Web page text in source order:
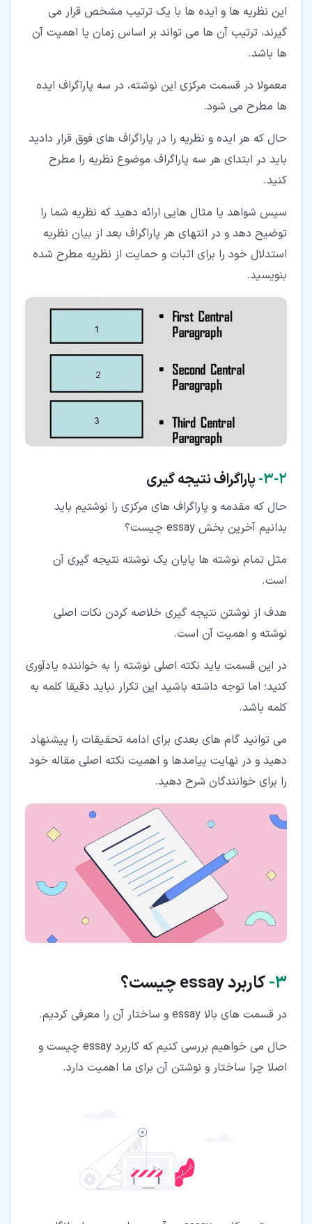
این نظریه ها و ایده ها با یک ترتیب مشخص قرار می
گیرند، ترتیب آن ها می تواند بر اساس زمان یا اهمیت آن
ها باشد.
معمولا در قسمت مرکزی این نوشته، در سه پاراگراف ایده
ها مطرح می شود.
حال که هر ایده و نظریه را در پاراگراف های فوق قرار دادید
باید در ابتدای هر سه پاراگراف موضوع نظریه را مطرح
کنید.
سپس شواهد یا مثال هایی ارائه دهید که نظریه شما را
توضیح دهد و در انتهای هر پاراگراف بعد از بیان نظریه
استدلال خود را برای اثبات و حمایت از نظریه مطرح شده
بنویسید.
۲‏-‏۳‏- پاراگراف نتیجه گیری
حال که مقدمه و پاراگراف های مرکزی را نوشتیم باید
بدانیم آخرین بخش essay چیست؟
مثل تمام نوشته ها پایان یک نوشته نتیجه گیری آن
است.
هدف از نوشتن نتیجه گیری خلاصه کردن نکات اصلی
نوشته و اهمیت آن است.
در این قسمت باید نکته اصلی نوشته را به خواننده یادآوری
کنید؛ اما توجه داشته باشید این تکرار نباید دقیقا کلمه به
کلمه باشد.
می توانید گام های بعدی برای ادامه تحقیقات را پیشنهاد
دهید و در نهایت پیامدها و اهمیت نکته اصلی مقاله خود
را برای خوانندگان شرح دهید.
۳‏- کاربردessayچیست؟
در قسمت های بالا essay و ساختار آن را معرفی کردیم.
حال می خواهیم بررسی کنیم که کاربرد essay چیست و
اصلا چرا ساختار و نوشتن آن برای ما اهمیت دارد.